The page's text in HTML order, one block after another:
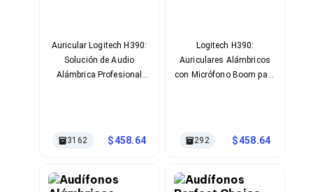
Cableado Estructurado
Sujetadores de Cables
Adaptadores PC USB
Adaptadores PC Serial
Adaptadores PC IDE
Adaptadores PC Teclado
Auricular Logitech H390:
Solución de Audio
Alámbrica Profesional
3162 458.64
Logitech H390:
Auriculares Alámbricos
con Micrófono Boom para
292 458.64